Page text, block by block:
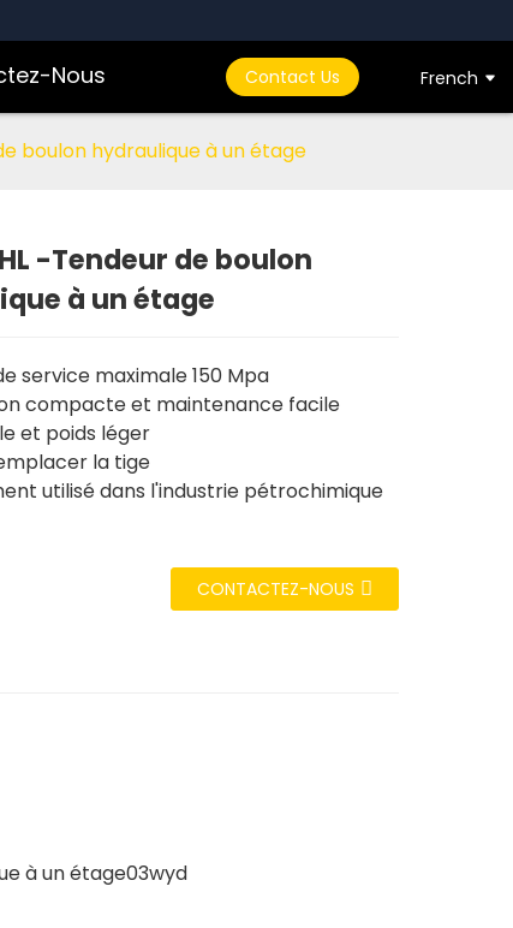
Nous Contact Us French
boulon hydraulique à un étage
Loading...
Loading...
-Tendeur de boulon
à un étage
service maximale 150 Mpa
compacte et maintenance facile
et poids léger
la tige
utilisé dans l'industrie pétrochimique
CONTACTEZ-NOUS